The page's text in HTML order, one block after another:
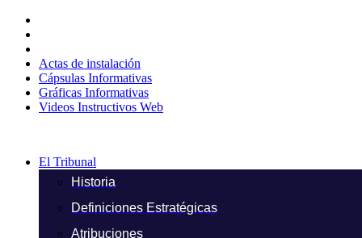
contenido
Actas de instalación
Cápsulas Informativas
Gráficas Informativas
Videos Instructivos Web
El Tribunal
Historia
Definiciones Estratégicas
Atribuciones